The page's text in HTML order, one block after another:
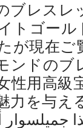
ブレスレ
トゴール
が現在ご
ンドのブ
性用高級
力を与え